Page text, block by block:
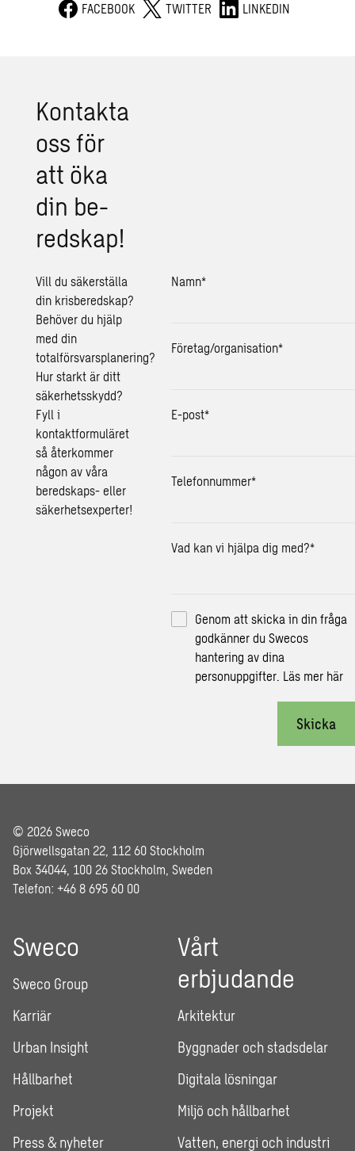
FACEBOOK
TWITTER LINKEDIN
Kon­tak­ta
oss för
att öka
din be­
red­skap!
Vill du säkerställa
din krisberedskap?
Behöver du hjälp
med din
totalförsvarsplanering?
Hur starkt är ditt
säkerhetsskydd?
Fyll i
kontaktformuläret
så återkommer
någon av våra
beredskaps- eller
säkerhetsexperter!
Namn*
Företag/organisation*
E-post*
Telefonnummer*
Vad kan vi hjälpa dig med?*
Genom att skicka in din fråga
godkänner du Swecos
hantering av dina
personuppgifter. Läs mer här
Skicka
© 2026 Sweco
Gjörwellsgatan 22, 112 60 Stockholm
Box 34044, 100 26 Stockholm, Sweden
Telefon: +46 8 695 60 00
Sweco
Sweco Group
Karriär
Urban Insight
Hållbarhet
Projekt
Press & nyheter
Vårt
erbjudande
Arkitektur
Byggnader och stadsdelar
Digitala lösningar
Miljö och hållbarhet
Vatten, energi och industri